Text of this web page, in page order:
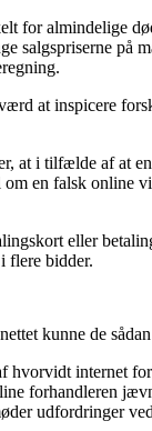
for almindelige
salgspriserne på
at inspicere
at i tilfælde af at
en falsk online
eller
flere bidder.
kunne de
hvorvidt internet
forhandleren
udfordringer